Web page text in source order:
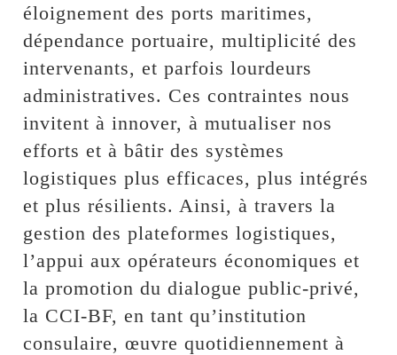
éloignement des ports maritimes,
dépendance portuaire, multiplicité des
intervenants, et parfois lourdeurs
administratives. Ces contraintes nous
invitent à innover, à mutualiser nos
efforts et à bâtir des systèmes
logistiques plus efficaces, plus intégrés
et plus résilients. Ainsi, à travers la
gestion des plateformes logistiques,
l’appui aux opérateurs économiques et
la promotion du dialogue public-privé,
la CCI-BF, en tant qu’institution
consulaire, œuvre quotidiennement à